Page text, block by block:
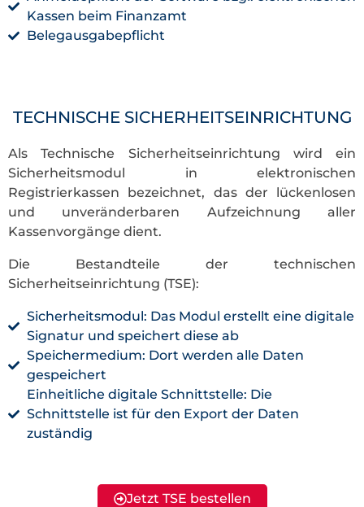
Kassen beim Finanzamt
Belegausgabepflicht
TECHNISCHE SICHERHEITSEINRICHTUNG
Als Technische Sicherheitseinrichtung wird ein
Sicherheitsmodul in elektronischen
Registrierkassen bezeichnet, das der lückenlosen
und unveränderbaren Aufzeichnung aller
Kassenvorgänge dient.
Die Bestandteile der technischen
Sicherheitseinrichtung (TSE):
Sicherheitsmodul: Das Modul erstellt eine digitale
Signatur und speichert diese ab
Speichermedium: Dort werden alle Daten
gespeichert
Einheitliche digitale Schnittstelle: Die
Schnittstelle ist für den Export der Daten
zuständig
Jetzt TSE bestellen